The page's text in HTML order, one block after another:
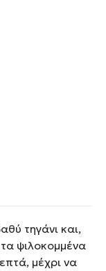
τηγάνι και,
ψιλοκομμένα
μέχρι να